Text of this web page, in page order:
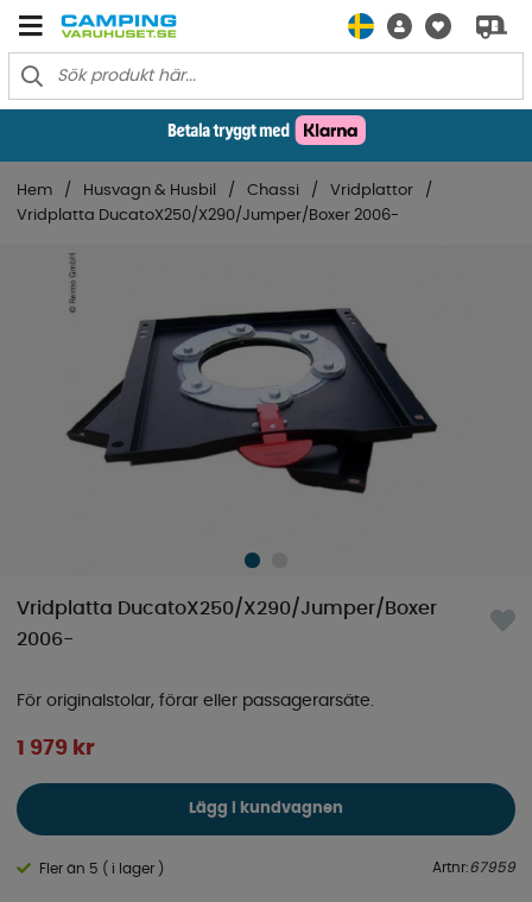
Hem Husvagn & Husbil Chassi
Vridplattor
Vridplatta DucatoX250/X290/Jumper/Boxer 2006-
Vridplatta DucatoX250/X290/Jumper/Boxer
2006-
För originalstolar, förar eller passagerarsäte.
1 979 kr
Lägg i kundvagnen
Fler än 5 ( i lager ) Artnr:67959